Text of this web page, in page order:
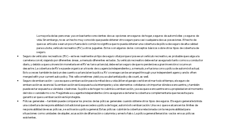
Seguro de vehículos recreativos (RV) – este es realmente un tipo de seguro vital porque si posee un vehículo recreativo, es probable que salga a la
carretera con él, viajando por diferentes áreas, a menudo diferentes estados. Su vehículo recreativo debe estar asegurado tanto como su conductor
diario, y debido a que su inversión monetaria en el RV es tan sustancial, debe estar seguro de que no perderá esa gran inversión si ocurre un
desastre. La cobertura de RV se puede organizar a través de su agencia independiente y, a menudo, se fusiona con su póliza de automóvil actual.
Esto a veces también le dará un descuento sustancial en la póliza. RV coverage can be arranged through your independent agency and is often
merged with your current auto policy. This will sometimes yield you a substantial policy discount, as well.
Seguro de embarcación – ya sea que su embarcación pase la mitad de su vida útil en el garaje o esté en el mar todo el tiempo, el seguro de
embarcación es esencial. Su embarcación está expuesta a la intemperie y a los elementos cotidianos sin importar dónde se encuentre, y también
puede estar expuesta a vándalos o ladrones. Su póliza de hogar no cubrirá su embarcación, ya sea que se encuentre en su propiedad en el momento
del robo o vandalismo o no. Pregúntele a su agente independiente cómo asegurarse de tener la cobertura complementaria que necesita para
garantizar que su embarcación esté protegida.
Pólizas generales – también puede comparar los precios de las pólizas generales cuando obtiene otros tipos de seguros. El seguro general le brinda
una cobertura de responsabilidad civil adicional que excede su póliza de hogar, automóvil o embarcación. Una vez que se alcancen los límites de
responsabilidad de esas pólizas, se activará su póliza general. Estas pólizas cubrirán la cobertura relacionada con la responsabilidad para
situaciones como: unidades de alquiler, acusación de difamación o calumnia y arresto falso. La póliza general llenará los vacíos en sus pólizas
existentes.
La mayoría de las personas ya son bastante conscientes de sus opciones en seguros de hogar, seguros de automóviles y seguros de
vida. Sin embargo, no es un hecho muy conocido que puede obtener otro seguro para casi cualquiera de sus posesiones. El hecho de
que sus artículos sean un poco fuera de lo común no significa que no pueda obtener una cobertura de póliza de seguro de alta calidad
para su bote, vehículo recreativo (RV) u otros juguetes. Estos son algunos de los conceptos básicos sobre otros tipos de cobertura de
seguro.